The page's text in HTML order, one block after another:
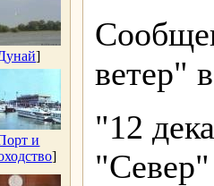
]
и
]
ветер"
"12
"Север"